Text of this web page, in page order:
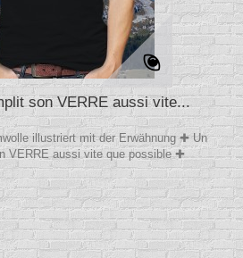
son VERRE aussi vite...
illustriert mit der Erwähnung ✚ Un
VERRE aussi vite que possible ✚